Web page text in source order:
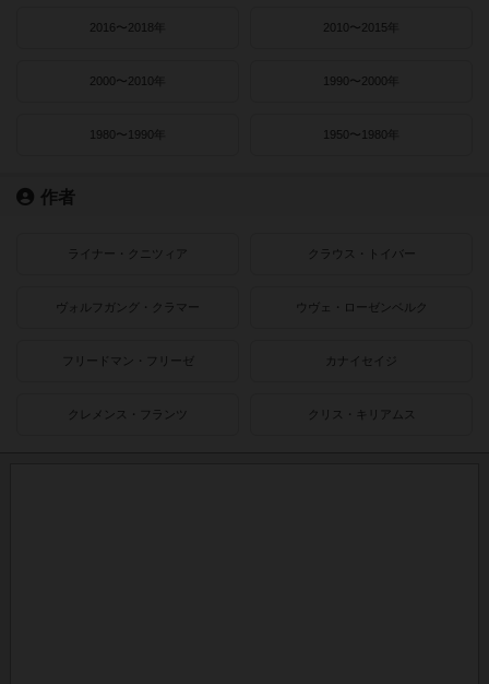
2016〜2018年 2010〜2015年
2000〜2010年 1990〜2000年
1980〜1990年 1950〜1980年
作者
ライナー・クニツィア クラウス・トイバー
ヴォルフガング・クラマー ウヴェ・ローゼンベルク
フリードマン・フリーゼ カナイセイジ
クレメンス・フランツ クリス・キリアムス